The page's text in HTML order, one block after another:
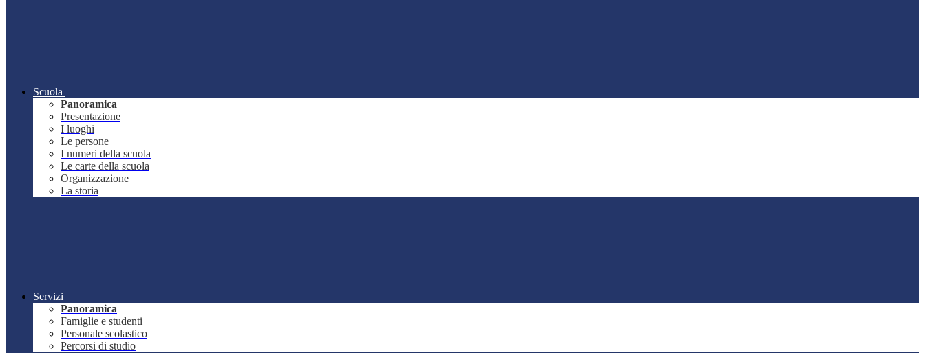
Scuola
Panoramica
Presentazione
I luoghi
Le persone
I numeri della scuola
Le carte della scuola
Organizzazione
La storia
Servizi
Panoramica
Famiglie e studenti
Personale scolastico
Percorsi di studio